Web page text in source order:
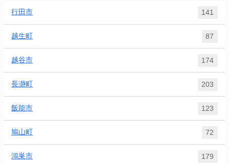
行田市 141
越生町 87
越谷市 174
長瀞町 203
飯能市 123
鳩山町 72
鴻巣市 179